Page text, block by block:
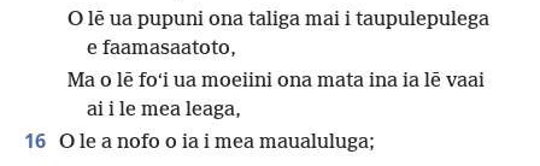
O lē ua pupuni ona taliga mai i taupulepulega
e faamasaatoto,
Ma o lē foʻi ua moeiini ona mata ina ia lē vaai
ai i le mea leaga,
16 O le a nofo o ia i mea maualuluga;